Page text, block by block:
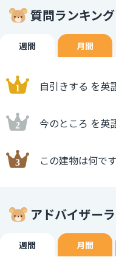
質問ランキング
週間 月間
自引きする を英
今のところ を英
この建物は何で
アドバイザー
週間 月間